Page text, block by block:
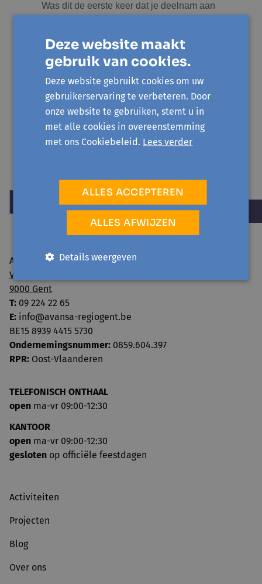
Was dit de eerste keer dat je deelnam aan
Nee
Verplicht veld
Avansa regio Gent vzw
Visserij 106/1
9000 Gent
T: 09 224 22 65
E: info@avansa-regiogent.be
BE15 8939 4415 5730
Ondernemingsnummer: 0859.604.397
RPR: Oost-Vlaanderen
TELEFONISCH ONTHAAL
open ma-vr 09:00-12:30
KANTOOR
open ma-vr 09:00-12:30
gesloten op officiële feestdagen
Activiteiten
Projecten
Blog
Over ons
Deze website maakt
gebruik van cookies.
Deze website gebruikt cookies om uw
gebruikerservaring te verbeteren. Door
onze website te gebruiken, stemt u in
met alle cookies in overeenstemming
met ons Cookiebeleid. Lees verder
ALLES ACCEPTEREN
ALLES AFWIJZEN
Details weergeven